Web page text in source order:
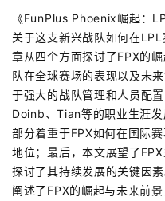
《FunPlus Phoenix崛起：
关于这支新兴战队如何在
章从四个方面探讨了FPX的
队在全球赛场的表现以及未
于强大的战队管理和人员配
Doinb、Tian等的职业生涯
部分着重于FPX如何在国际
地位；最后，本文展望了
探讨了其持续发展的关键因
阐述了FPX的崛起与未来前